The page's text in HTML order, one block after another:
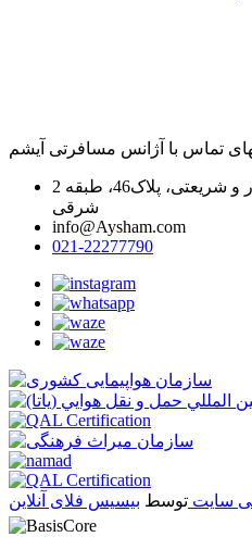
تماس با آژانس مسافرتی آیشم
خیابان میرداماد، بین میدان مادر و شریعتی، پلاک46، طبقه 2
شرقی
info@Aysham.com
021-22277790
سایت توسط